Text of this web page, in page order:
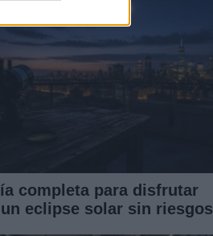
completa para disfrutar
eclipse solar sin riesgos